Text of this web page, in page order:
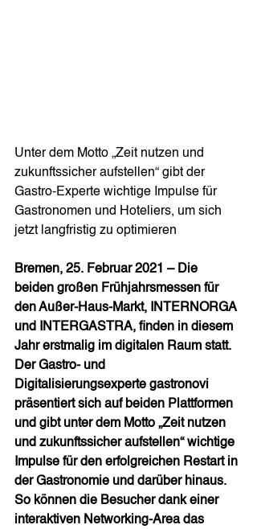
Unter dem Motto „Zeit nutzen und
zukunftssicher aufstellen“ gibt der
Gastro-Experte wichtige Impulse für
Gastronomen und Hoteliers, um sich
jetzt langfristig zu optimieren
Bremen, 25. Februar 2021 – Die
beiden großen Frühjahrsmessen für
den Außer-Haus-Markt, INTERNORGA
und INTERGASTRA, finden in diesem
Jahr erstmalig im digitalen Raum statt.
Der Gastro- und
Digitalisierungsexperte gastronovi
präsentiert sich auf beiden Plattformen
und gibt unter dem Motto „Zeit nutzen
und zukunftssicher aufstellen“ wichtige
Impulse für den erfolgreichen Restart in
der Gastronomie und darüber hinaus.
So können die Besucher dank einer
interaktiven Networking-Area das